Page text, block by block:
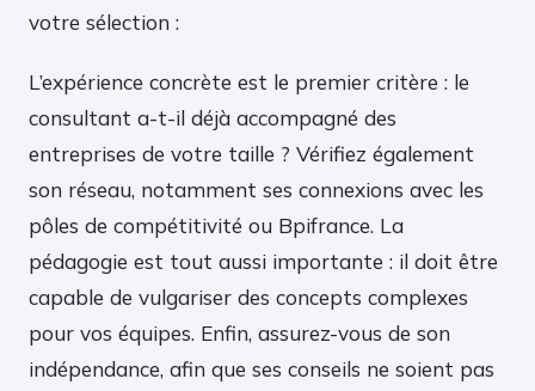
votre sélection :
L’expérience concrète est le premier critère : le
consultant a-t-il déjà accompagné des
entreprises de votre taille ? Vérifiez également
son réseau, notamment ses connexions avec les
pôles de compétitivité ou Bpifrance. La
pédagogie est tout aussi importante : il doit être
capable de vulgariser des concepts complexes
pour vos équipes. Enfin, assurez-vous de son
indépendance, afin que ses conseils ne soient pas